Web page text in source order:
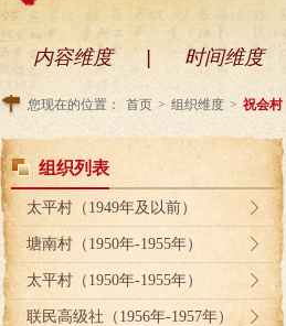
内容维度 时间维度
您现在的位置： 首页 > 组织维度 > 祝会村
组织列表
太平村（1949年及以前）
塘南村（1950年-1955年）
太平村（1950年-1955年）
联民高级社（1956年-1957年）